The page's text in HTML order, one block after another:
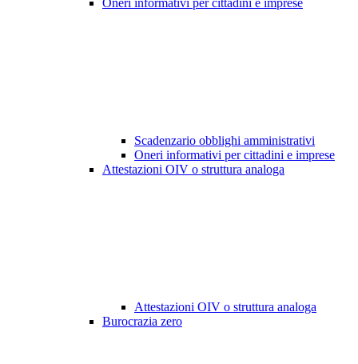
Oneri informativi per cittadini e imprese
Scadenzario obblighi amministrativi
Oneri informativi per cittadini e imprese
Attestazioni OIV o struttura analoga
Attestazioni OIV o struttura analoga
Burocrazia zero